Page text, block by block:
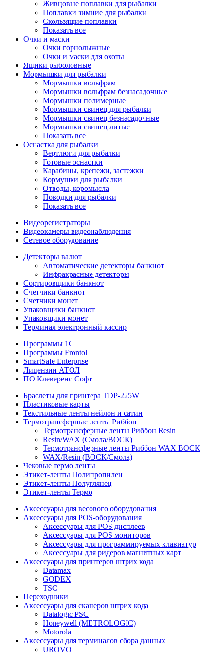
Живцовые поплавки для рыбалки
Поплавки зимние для рыбалки
Скользящие поплавки
Показать все
Очки и маски
Очки горнолыжные
Очки и маски для охоты
Ящики рыболовные
Мормышки для рыбалки
Мормышки вольфрам
Мормышки вольфрам безнасадочные
Мормышки полимерные
Мормышки свинец для рыбалки
Мормышки свинец безнасадочные
Мормышки свинец литые
Показать все
Оснастка для рыбалки
Вертлюги для рыбалки
Готовые оснастки
Карабины, крепежи, застежки
Кормушки для рыбалки
Отводы, коромысла
Поводки для рыбалки
Показать все
Видеорегистраторы
Видеокамеры видеонаблюдения
Сетевое оборудование
Детекторы валют
Автоматические детекторы банкнот
Инфракрасные детекторы
Сортировщики банкнот
Счетчики банкнот
Счетчики монет
Упаковщики банкнот
Упаковщики монет
Терминал электронный кассир
Программы 1C
Программы Frontol
SmartSafe Enterprise
Лицензии АТОЛ
ПО Клеверенс-Софт
Браслеты для принтера TDP-225W
Пластиковые карты
Текстильные ленты нейлон и сатин
Термотрансферные ленты Риббон
Термотрансферные ленты Риббон Resin
Resin/WAX (Смола/ВОСК)
Термотрансферные ленты Риббон WAX ВОСК
WAX/Resin (ВОСК/Смола)
Чековые термо ленты
Этикет-ленты Полипропилен
Этикет-ленты Полуглянец
Этикет-ленты Термо
Аксессуары для весового оборудования
Аксессуары для POS-оборудования
Аксессуары для POS дисплеев
Аксессуары для POS мониторов
Аксессуары для программируемых клавиатур
Аксессуары для ридеров магнитных карт
Аксессуары для принтеров штрих кода
Datamax
GODEX
TSC
Переходники
Аксессуары для сканеров штрих кода
Datalogic PSC
Honeywell (METROLOGIC)
Motorola
Аксессуары для терминалов сбора данных
UROVO